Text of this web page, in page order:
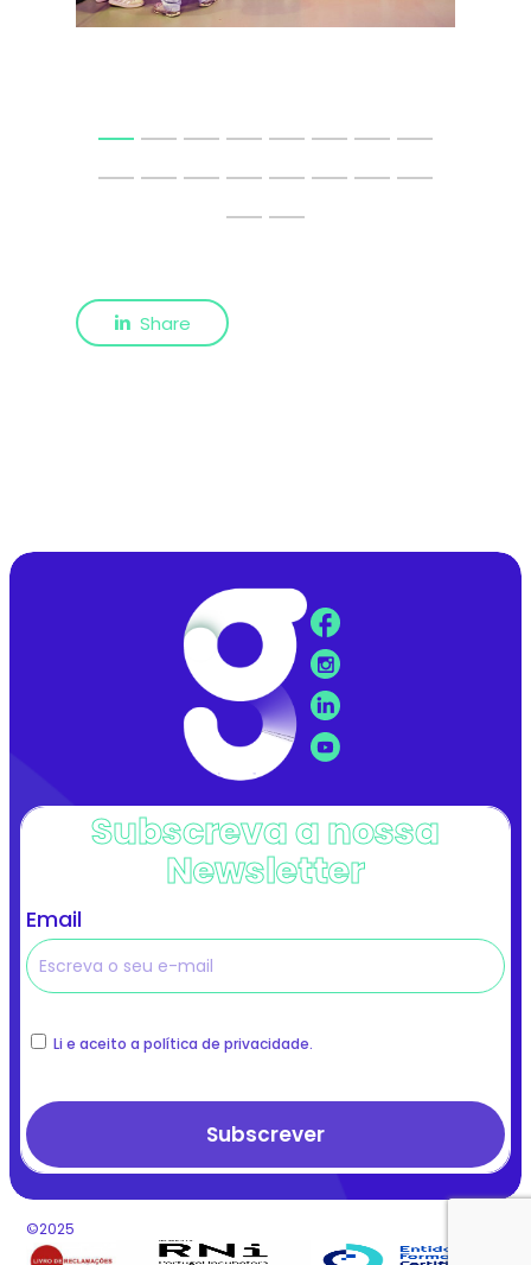
Share
Subscreva a nossa
Newsletter
Email
Li e aceito a política de privacidade.
©2025